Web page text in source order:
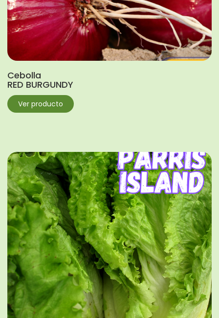
Cebolla
RED BURGUNDY
Ver producto